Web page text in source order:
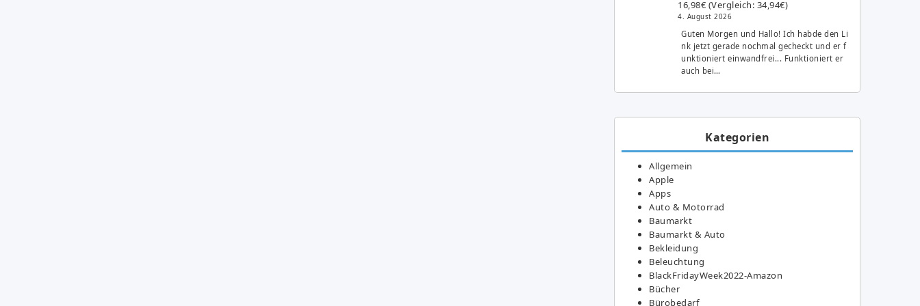
16,98€ (Vergleich: 34,94€)
4. August 2026
Guten Morgen und Hallo! Ich habde den Li
nk jetzt gerade nochmal gecheckt und er f
unktioniert einwandfrei... Funktioniert er
auch bei…
Kategorien
Allgemein
Apple
Apps
Auto & Motorrad
Baumarkt
Baumarkt & Auto
Bekleidung
Beleuchtung
BlackFridayWeek2022-Amazon
Bücher
Bürobedarf